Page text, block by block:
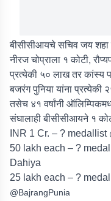
बीसीसीआयचे सचिव जय शहा
नीरज चोप्राला १ कोटी,
प्रत्येकी ५० लाख तर कांस्य
बजरंग पुनिया यांना
तसेच ४१ वर्षांनी
संघालाही बीसीसीआयने १
INR 1 Cr. – ? medallist
50 lakh each – ?
Dahiya
25 lakh each – ?
@BajrangPunia